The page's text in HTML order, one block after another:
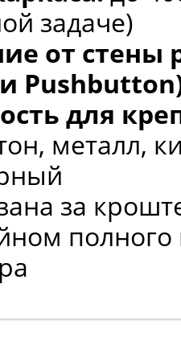
задаче)
от
для
металл,
за
полного